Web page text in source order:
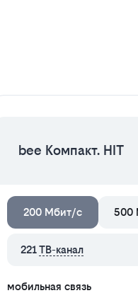
bee Компакт. HIT
200 Мбит/с 500
221 ТВ-канал
мобильная связь